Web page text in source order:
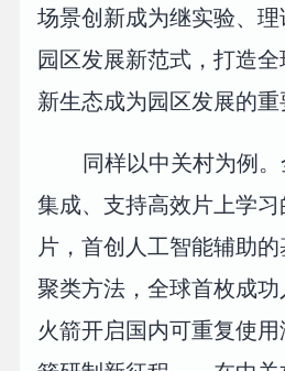
场景创新成为继实验、
园区发展新范式，打造全
新生态成为园区发展的重
同样以中关村为例
集成、支持高效片上学
片，首创人工智能辅助
聚类方法，全球首枚成
火箭开启国内可重复使